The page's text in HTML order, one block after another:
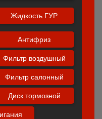
Жидкость ГУР
Антифриз
Фильтр воздушный
Фильтр салонный
Диск тормозной